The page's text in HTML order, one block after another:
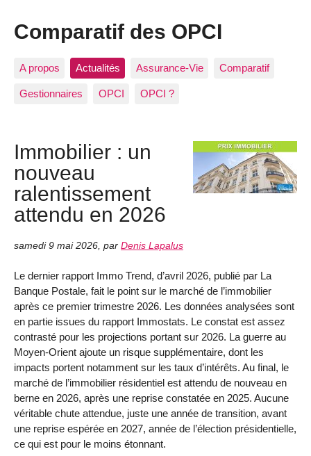
Comparatif des OPCI
A propos Actualités Assurance-Vie Comparatif
Gestionnaires OPCI OPCI ?
Immobilier : un
nouveau
ralentissement
attendu en 2026
samedi 9 mai 2026 par Denis Lapalus
Le dernier rapport Immo Trend, d’avril 2026, publié par La
Banque Postale, fait le point sur le marché de l’immobilier
après ce premier trimestre 2026. Les données analysées sont
en partie issues du rapport Immostats. Le constat est assez
contrasté pour les projections portant sur 2026. La guerre au
Moyen-Orient ajoute un risque supplémentaire, dont les
impacts portent notamment sur les taux d’intérêts. Au final, le
marché de l’immobilier résidentiel est attendu de nouveau en
berne en 2026, après une reprise constatée en 2025. Aucune
véritable chute attendue, juste une année de transition, avant
une reprise espérée en 2027, année de l’élection présidentielle,
ce qui est pour le moins étonnant.